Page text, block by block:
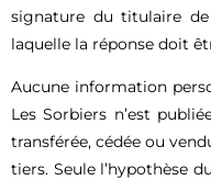
signature du titulaire de
laquelle la réponse doit
Aucune information
Les Sorbiers n’est
transférée, cédée ou
tiers. Seule l’hypothèse